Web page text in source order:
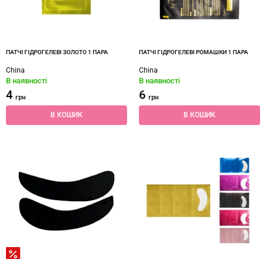
ПАТЧІ ГІДРОГЕЛЕВІ ЗОЛОТО 1 ПАРА
China
В наявності
4 грн
В КОШИК
ПАТЧІ ГІДРОГЕЛЕВІ РОМАШКИ 1 ПАРА
China
В наявності
6 грн
В КОШИК